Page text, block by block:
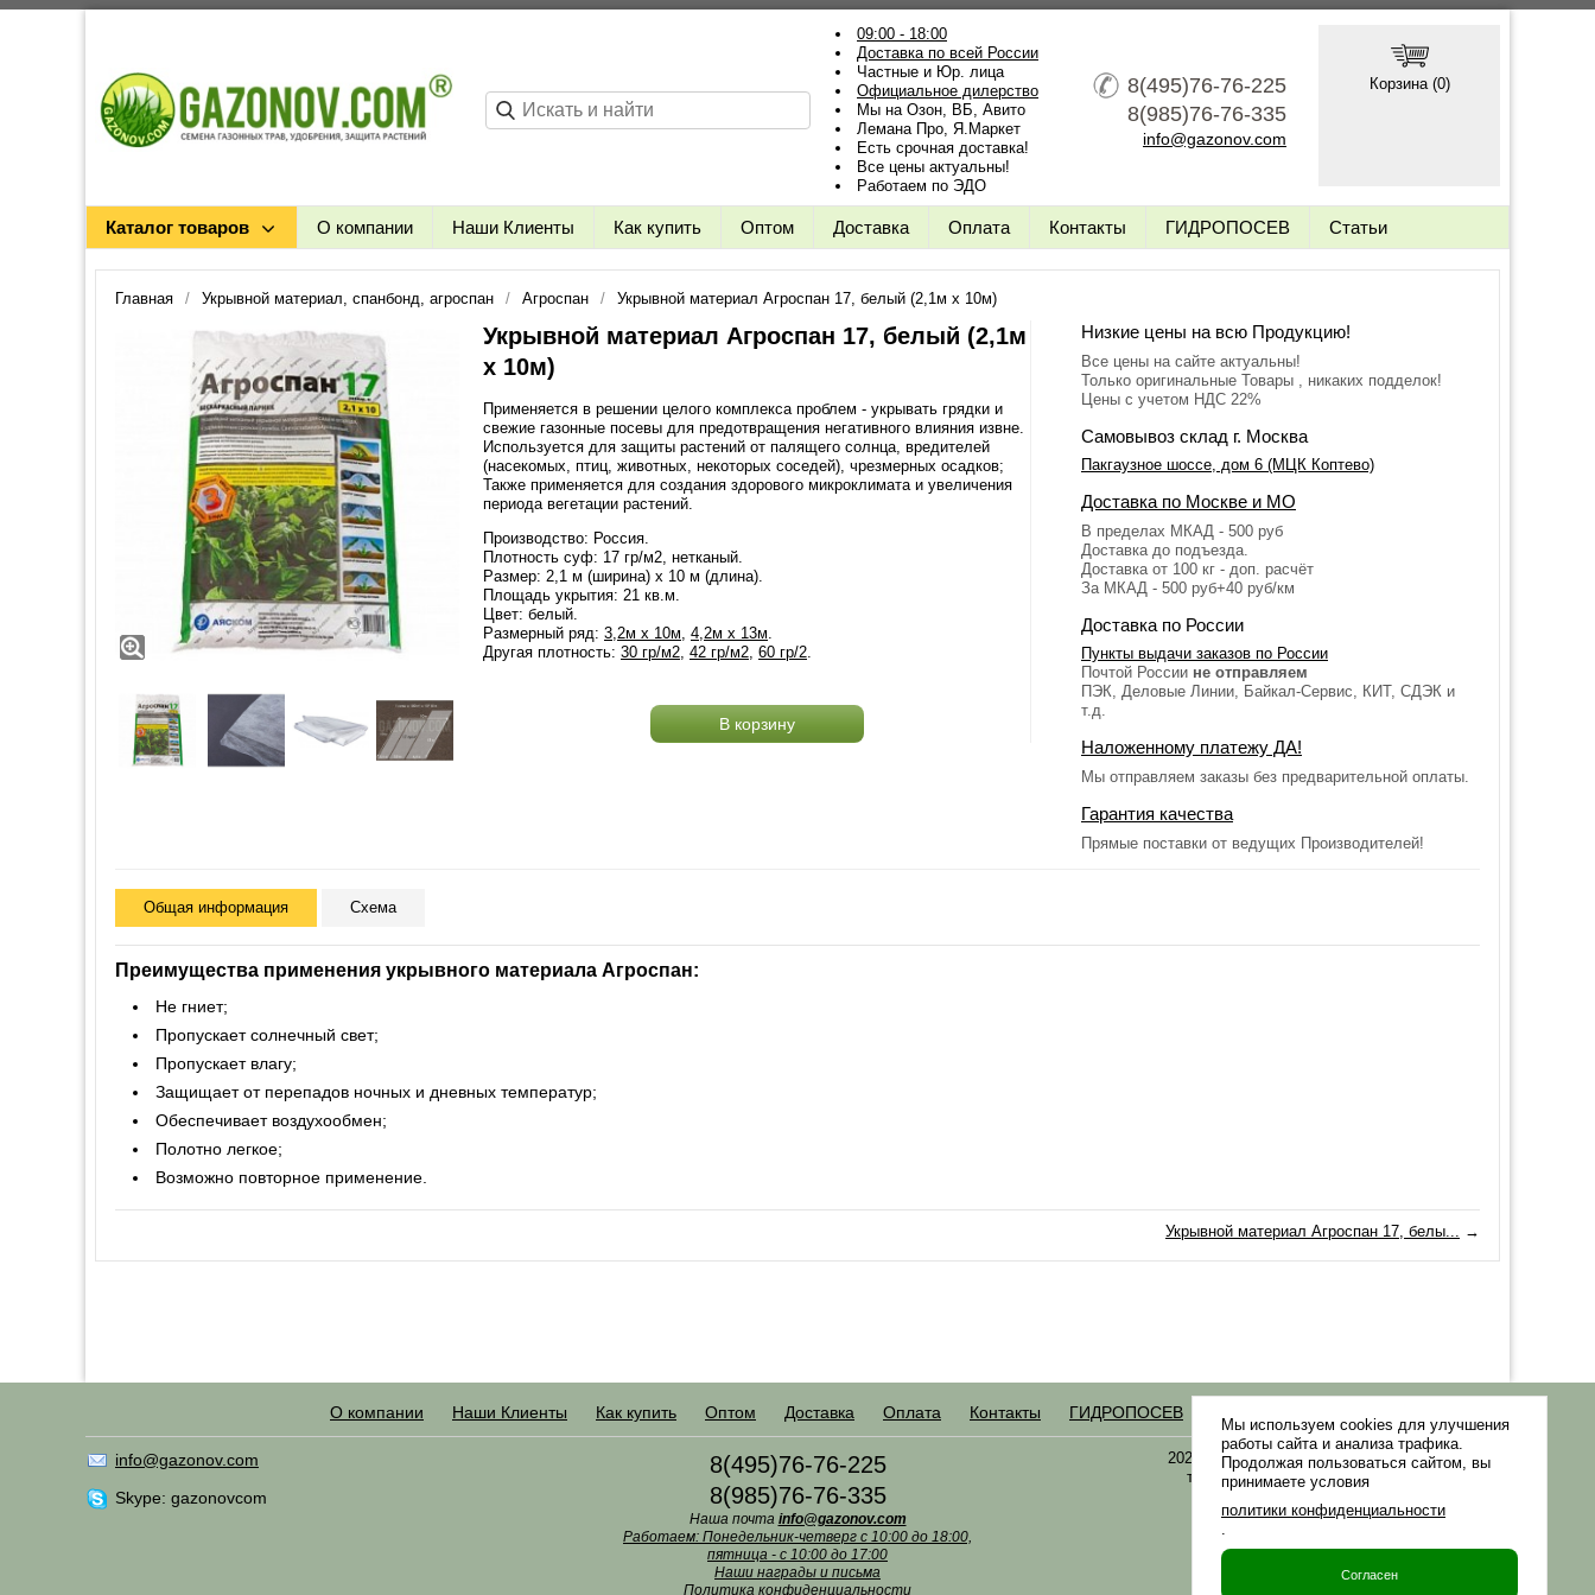
09:00 - 18:00
Доставка по всей России
Частные и Юр. лица
Официальное дилерство
Мы на Озон, ВБ, Авито
Лемана Про, Я.Маркет
Есть срочная доставка!
Все цены актуальны!
Работаем по ЭДО
8(495)76-76-225
8(985)76-76-335
info@gazonov.com
Корзина (0)
Каталог товаров О компании Наши Клиенты Как купить Оптом Доставка Оплата Контакты ГИДРОПОСЕВ Статьи
Главная Укрывной материал, спанбонд, агроспан Агроспан Укрывной материал Агроспан 17, белый (2,1м х 10м)
Укрывной материал Агроспан 17, белый (2,1м
х 10м)
Применяется в решении целого комплекса проблем - укрывать грядки и
свежие газонные посевы для предотвращения негативного влияния извне.
Используется для защиты растений от палящего солнца, вредителей
(насекомых, птиц, животных, некоторых соседей), чрезмерных осадков;
Также применяется для создания здорового микроклимата и увеличения
периода вегетации растений.
Производство: Россия.
Плотность суф: 17 гр/м2, нетканый.
Размер: 2,1 м (ширина) х 10 м (длина).
Площадь укрытия: 21 кв.м.
Цвет: белый.
Размерный ряд: 3,2м х 10м, 4,2м х 13м.
Другая плотность: 30 гр/м2, 42 гр/м2, 60 гр/2.
В корзину
Низкие цены на всю Продукцию!
Все цены на сайте актуальны!
Только оригинальные Товары , никаких подделок!
Цены с учетом НДС 22%
Самовывоз склад г. Москва
Пакгаузное шоссе, дом 6 (МЦК Коптево)
Доставка по Москве и МО
В пределах МКАД - 500 руб
Доставка до подъезда.
Доставка от 100 кг - доп. расчёт
За МКАД - 500 руб+40 руб/км
Доставка по России
Пункты выдачи заказов по России
Почтой России не отправляем
ПЭК, Деловые Линии, Байкал-Сервис, КИТ, СДЭК и
т.д.
Наложенному платежу ДА!
Мы отправляем заказы без предварительной оплаты.
Гарантия качества
Прямые поставки от ведущих Производителей!
Общая информация Схема
Преимущества применения укрывного материала Агроспан:
Не гниет;
Пропускает солнечный свет;
Пропускает влагу;
Защищает от перепадов ночных и дневных температур;
Обеспечивает воздухообмен;
Полотно легкое;
Возможно повторное применение.
Укрывной материал Агроспан 17, белы... →
О компании Наши Клиенты Как купить Оптом Доставка Оплата Контакты ГИДРОПОСЕВ
info@gazonov.com
Skype: gazonovcom
2021-2026 © «Газонная трава, семена газонных
трав: выбор удобрения и средства защиты в
8(495)76-76-225
8(985)76-76-335
Наша почта info@gazonov.com
Работаем: Понедельник-четверг с 10:00 до 18:00,
пятница - с 10:00 до 17:00
Наши награды и письма
Политика конфиденциальности
Мы используем cookies для улучшения
работы сайта и анализа трафика.
Продолжая пользоваться сайтом, вы
принимаете условия
политики конфиденциальности
.
Согласен